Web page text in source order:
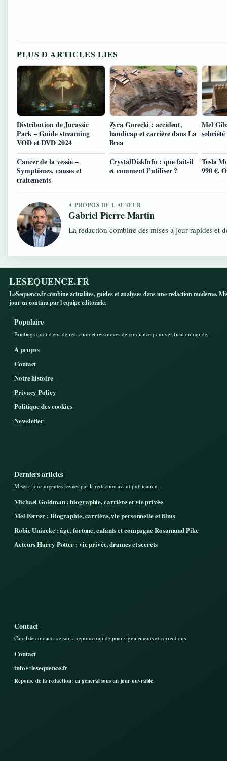
PLUS D ARTICLES LIES
Distribution de Jurassic
Park – Guide streaming
VOD et DVD 2024
Zyra Gorecki : accident,
handicap et carrière dans La
Brea
Mel
Cancer de la vessie –
Symptômes, causes et
traitements
CrystalDiskInfo : que fait-il
et comment l’utiliser ?
Tesla
990 €,
A PROPOS DE L AUTEUR
Gabriel Pierre Martin
La redaction combine des mises a jour rapides et
LESEQUENCE.FR
LeSequence.fr combine actualites, guides et analyses dans une redaction moderne.
jour en continu par l equipe editoriale.
Populaire
Briefings quotidiens de redaction et ressources de confiance pour verification rapide.
A propos
Contact
Notre histoire
Privacy Policy
Politique des cookies
Newsletter
Derniers articles
Mises a jour urgentes revues par la redaction avant publication.
Michael Goldman : biographie, carrière et vie privée
Mel Ferrer : Biographie, carrière, vie personnelle et films
Robie Uniacke : âge, fortune, enfants et compagne Rosamund Pike
Acteurs Harry Potter : vie privée, drames et secrets
Contact
Canal de contact axe sur la reponse rapide pour signalements et corrections.
Contact
info@lesequence.fr
Reponse de la redaction: en general sous un jour ouvrable.